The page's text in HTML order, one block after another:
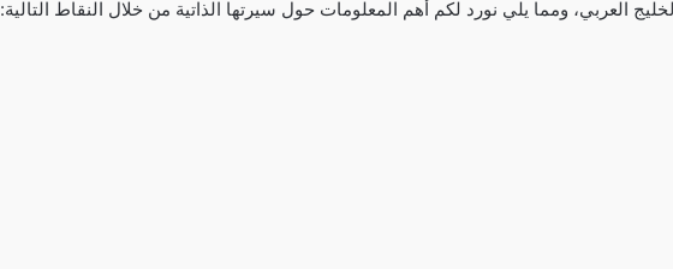
العربي، ومما يلي نورد لكم أهم المعلومات حول سيرتها الذاتية من خلال النقاط التالية: